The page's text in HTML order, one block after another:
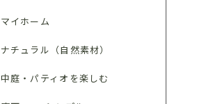
マイホーム
ナチュラル（自然素材）
中庭・パティオを楽しむ